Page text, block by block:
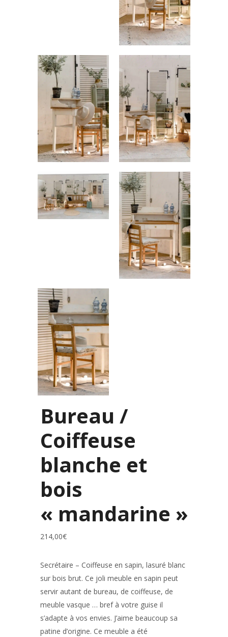
Bureau /
Coiffeuse
blanche et
bois
« mandarine »
214,00€
Secrétaire – Coiffeuse en sapin, lasuré blanc
sur bois brut. Ce joli meuble en sapin peut
servir autant de bureau, de coiffeuse, de
meuble vasque … bref à votre guise il
s’adapte à vos envies. J’aime beaucoup sa
patine d’origine. Ce meuble a été